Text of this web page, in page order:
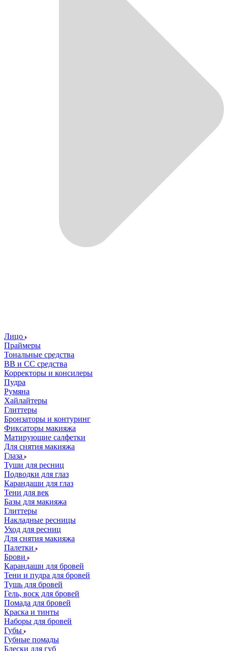
Лицо
Праймеры
Тональные средства
ВВ и СС средства
Корректоры и консилеры
Пудра
Румяна
Хайлайтеры
Глиттеры
Бронзаторы и контуринг
Фиксаторы макияжа
Матирующие салфетки
Для снятия макияжа
Глаза
Туши для ресниц
Подводки для глаз
Карандаши для глаз
Тени для век
Базы для макияжа
Глиттеры
Накладные ресницы
Уход для ресниц
Для снятия макияжа
Палетки
Брови
Карандаши для бровей
Тени и пудра для бровей
Тушь для бровей
Гель, воск для бровей
Помада для бровей
Краска и тинты
Наборы для бровей
Губы
Губные помады
Блески для губ